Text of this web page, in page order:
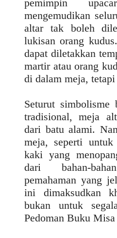
pemimpin
mengemudikan
altar tak boleh
lukisan orang
dapat diletakkan
martir atau orang
di dalam meja,
Seturut simbolisme
tradisional, meja
dari batu alami.
meja, seperti
kaki yang
dari bahan-
pemahaman yang
ini dimaksudkan
bukan untuk
Pedoman Buku